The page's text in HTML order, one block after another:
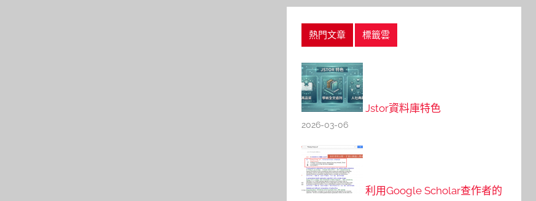
熱門文章 標籤雲
Jstor資料庫特色
2026-03-06
利用Google Scholar查作者的